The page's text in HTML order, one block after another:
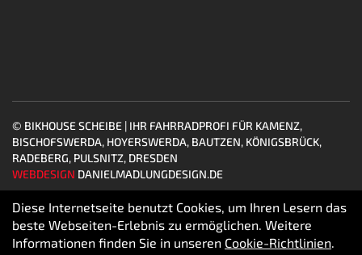
© BIKHOUSE SCHEIBE | IHR FAHRRADPROFI FÜR KAMENZ,
BISCHOFSWERDA, HOYERSWERDA, BAUTZEN, KÖNIGSBRÜCK,
RADEBERG, PULSNITZ, DRESDEN
WEBDESIGN DANIELMADLUNGDESIGN.DE
Diese Internetseite benutzt Cookies, um Ihren Lesern das
beste Webseiten-Erlebnis zu ermöglichen. Weitere
Informationen finden Sie in unseren Cookie-Richtlinien.